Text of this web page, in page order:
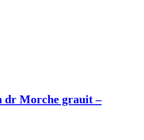
dr Morche grauit –